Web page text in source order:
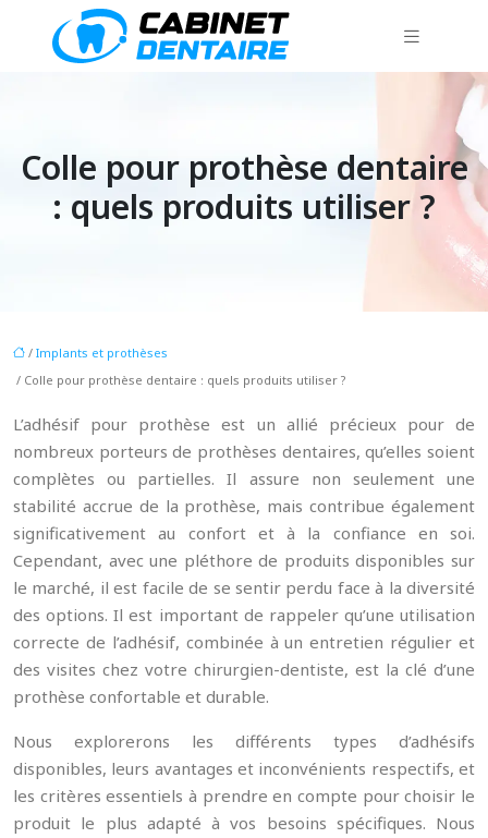
Colle pour prothèse dentaire
: quels produits utiliser ?
/ Implants et prothèses
/ Colle pour prothèse dentaire : quels produits utiliser ?
L’adhésif pour prothèse est un allié précieux pour de
nombreux porteurs de prothèses dentaires, qu’elles soient
complètes ou partielles. Il assure non seulement une
stabilité accrue de la prothèse, mais contribue également
significativement au confort et à la confiance en soi.
Cependant, avec une pléthore de produits disponibles sur
le marché, il est facile de se sentir perdu face à la diversité
des options. Il est important de rappeler qu’une utilisation
correcte de l’adhésif, combinée à un entretien régulier et
des visites chez votre chirurgien-dentiste, est la clé d’une
prothèse confortable et durable.
Nous explorerons les différents types d’adhésifs
disponibles, leurs avantages et inconvénients respectifs, et
les critères essentiels à prendre en compte pour choisir le
produit le plus adapté à vos besoins spécifiques. Nous